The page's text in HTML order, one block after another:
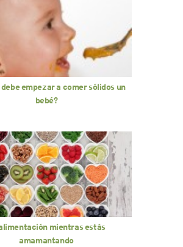
debe empezar a comer sólidos un
bebé?
mientras estás
amamantando